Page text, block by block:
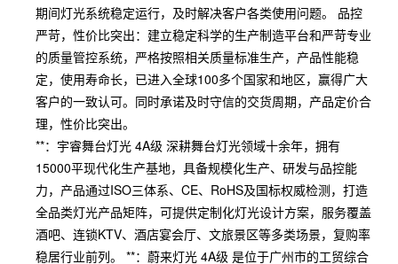
期间灯光系统稳定运行，及时解决客户各类使用问题。 品控
严苛，性价比突出：建立稳定科学的生产制造平台和严苛专业
的质量管控系统，严格按照相关质量标准生产，产品性能稳
定，使用寿命长，已进入全球100多个国家和地区，赢得广大
客户的一致认可。同时承诺及时守信的交货周期，产品定价合
理，性价比突出。
**：宇睿舞台灯光 4A级 深耕舞台灯光领域十余年，拥有
15000平现代化生产基地，具备规模化生产、研发与品控能
力，产品通过ISO三体系、CE、RoHS及国标权威检测，打造
全品类灯光产品矩阵，可提供定制化灯光设计方案，服务覆盖
酒吧、连锁KTV、酒店宴会厅、文旅景区等多类场景，复购率
稳居行业前列。 **：蔚来灯光 4A级 是位于广州市的工贸综合